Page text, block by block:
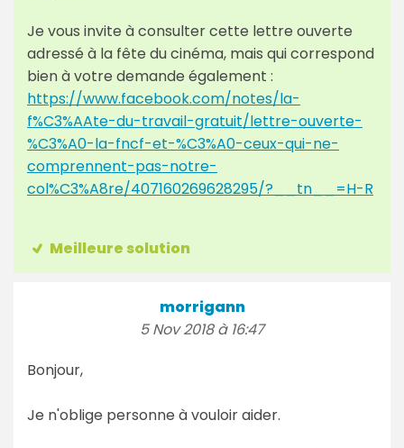
Je vous invite à consulter cette lettre ouverte
adressé à la fête du cinéma, mais qui correspond
bien à votre demande également :
https://www.facebook.com/notes/la-
f%C3%AAte-du-travail-gratuit/lettre-ouverte-
%C3%A0-la-fncf-et-%C3%A0-ceux-qui-ne-
comprennent-pas-notre-
col%C3%A8re/407160269628295/?__tn__=H-R
Meilleure solution
morrigann
5 Nov 2018 à 16:47
Bonjour,
Je n'oblige personne à vouloir aider.